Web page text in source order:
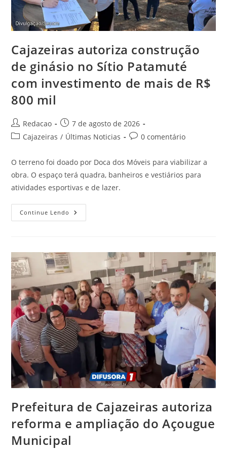
Cajazeiras autoriza construção
de ginásio no Sítio Patamuté
com investimento de mais de R$
800 mil
Redacao
7 de agosto de 2026
Cajazeiras / Últimas Noticias 0 comentário
O terreno foi doado por Doca dos Móveis para viabilizar a
obra. O espaço terá quadra, banheiros e vestiários para
atividades esportivas e de lazer.
Continue Lendo
Prefeitura de Cajazeiras autoriza
reforma e ampliação do Açougue
Municipal